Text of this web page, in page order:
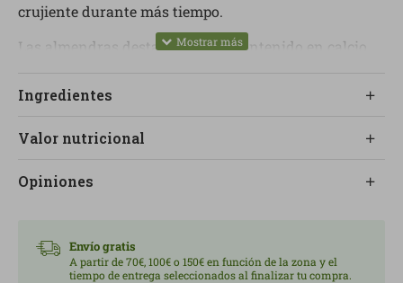
Envío gratis
A partir de 70€, 100€ o 150€ en función de la zona y el
tiempo de entrega seleccionados al finalizar tu compra.
crujiente durante más tiempo.
Las almendras destacan por su contenido en calcio,
los huesos, la musculatura y la presión arterial dentro
Aportan fibra y vitamina E con acción antioxidante, y
snacks ultraprocesados.
Ingredientes
Valor nutricional
Opiniones